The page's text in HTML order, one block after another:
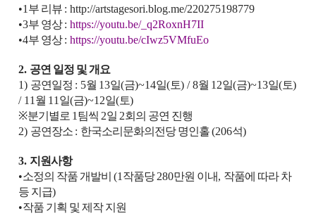
•1 부 리뷰 :http://artstagesori.blog.me/220275198779
•3부 영상:https://youtu.be/_q2RoxnH7II
•4부 영상:https://youtu.be/cIwz5VMfuEo
2. 공연 일정 및 개요
1) 공연일정 : 5월 13일(금)~14일(토) / 8월 12일(금)~13일(토)
/ 11 월 11 일(금)~12일(토)
※분기별로 1 팀씩 2일 2회의 공연 진행
2) 공연장소 : 한국소리문화의전당 명인홀(206석)
3. 지원사항
•소정의 작품 개발비(1 작품당280만원 이내, 작품에 따라 차
등 지급)
•작품 기획 및 제작 지원